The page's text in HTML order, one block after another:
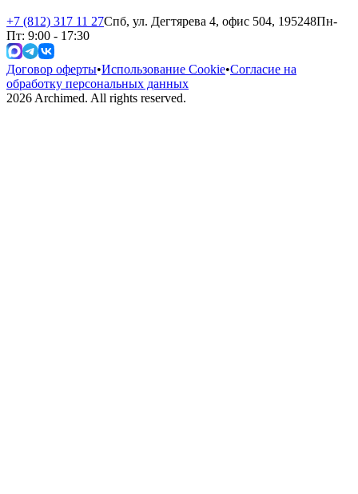
+7 (812) 317 11 27Спб, ул. Дегтярева 4, офис 504, 195248Пн-
Пт: 9:00 - 17:30
Договор оферты•Использование Cookie•Согласие на
обработку персональных данных
2026Archimed. All rights reserved.